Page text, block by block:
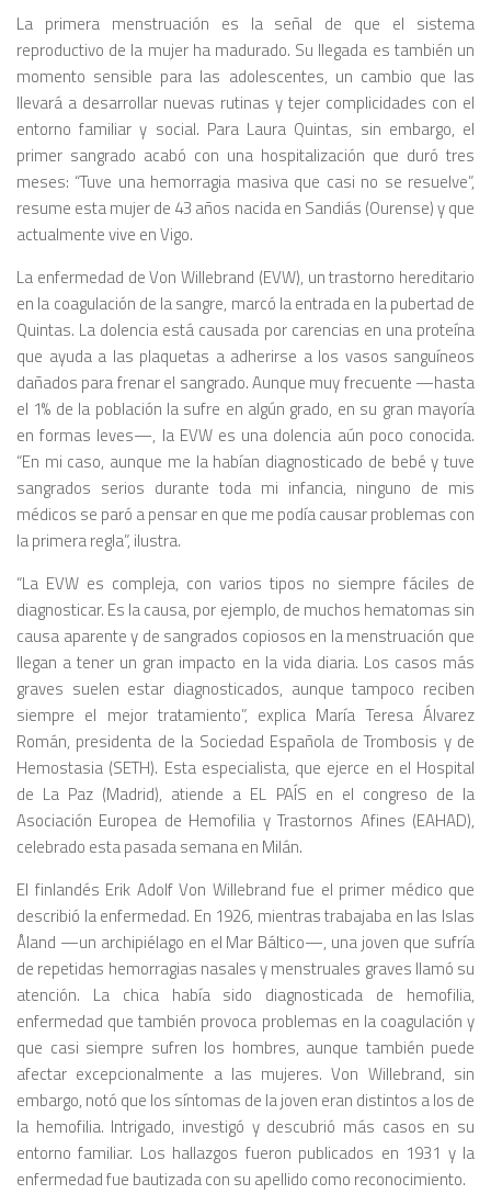
La primera menstruación es la señal de que el sistema
reproductivo de la mujer ha madurado. Su llegada es también un
momento sensible para las adolescentes, un cambio que las
llevará a desarrollar nuevas rutinas y tejer complicidades con el
entorno familiar y social. Para Laura Quintas, sin embargo, el
primer sangrado acabó con una hospitalización que duró tres
meses: “Tuve una hemorragia masiva que casi no se resuelve”,
resume esta mujer de 43 años nacida en Sandiás (Ourense) y que
actualmente vive en Vigo.
La enfermedad de Von Willebrand (EVW), un trastorno hereditario
en la coagulación de la sangre, marcó la entrada en la pubertad de
Quintas. La dolencia está causada por carencias en una proteína
que ayuda a las plaquetas a adherirse a los vasos sanguíneos
dañados para frenar el sangrado. Aunque muy frecuente —hasta
el 1% de la población la sufre en algún grado, en su gran mayoría
en formas leves—, la EVW es una dolencia aún poco conocida.
“En mi caso, aunque me la habían diagnosticado de bebé y tuve
sangrados serios durante toda mi infancia, ninguno de mis
médicos se paró a pensar en que me podía causar problemas con
la primera regla”, ilustra.
“La EVW es compleja, con varios tipos no siempre fáciles de
diagnosticar. Es la causa, por ejemplo, de muchos hematomas sin
causa aparente y de sangrados copiosos en la menstruación que
llegan a tener un gran impacto en la vida diaria. Los casos más
graves suelen estar diagnosticados, aunque tampoco reciben
siempre el mejor tratamiento”, explica María Teresa Álvarez
Román, presidenta de la Sociedad Española de Trombosis y de
Hemostasia (SETH). Esta especialista, que ejerce en el Hospital
de La Paz (Madrid), atiende a EL PAÍS en el congreso de la
Asociación Europea de Hemofilia y Trastornos Afines (EAHAD),
celebrado esta pasada semana en Milán.
El finlandés Erik Adolf Von Willebrand fue el primer médico que
describió la enfermedad. En 1926, mientras trabajaba en las Islas
Åland —un archipiélago en el Mar Báltico—, una joven que sufría
de repetidas hemorragias nasales y menstruales graves llamó su
atención. La chica había sido diagnosticada de hemofilia,
enfermedad que también provoca problemas en la coagulación y
que casi siempre sufren los hombres, aunque también puede
afectar excepcionalmente a las mujeres. Von Willebrand, sin
embargo, notó que los síntomas de la joven eran distintos a los de
la hemofilia. Intrigado, investigó y descubrió más casos en su
entorno familiar. Los hallazgos fueron publicados en 1931 y la
enfermedad fue bautizada con su apellido como reconocimiento.